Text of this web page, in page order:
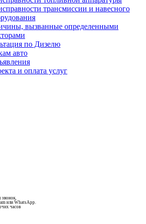
трансмиссии и навесного
вызванные определенными
по Дизелю
авто
и оплата услуг
звонок,
или WhatsApp.
часов